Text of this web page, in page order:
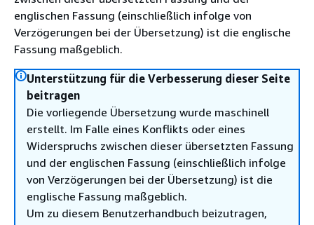
englischen Fassung (einschließlich infolge von
Verzögerungen bei der Übersetzung) ist die englische
Fassung maßgeblich.
Unterstützung für die Verbesserung dieser Seite
beitragen
Die vorliegende Übersetzung wurde maschinell
erstellt. Im Falle eines Konflikts oder eines
Widerspruchs zwischen dieser übersetzten Fassung
und der englischen Fassung (einschließlich infolge
von Verzögerungen bei der Übersetzung) ist die
englische Fassung maßgeblich.
Um zu diesem Benutzerhandbuch beizutragen,